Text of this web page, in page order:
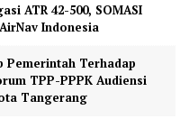
ATR 42-500, SOMASI
Indonesia
Pemerintah Terhadap
TPP-PPPK Audiensi
Tangerang